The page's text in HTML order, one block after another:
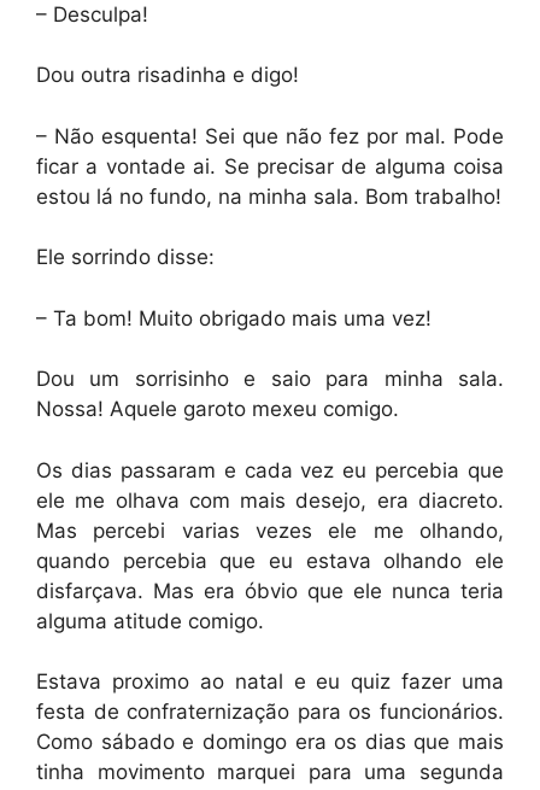
– Desculpa!
Dou outra risadinha e digo!
– Não esquenta! Sei que não fez por mal. Pode
ficar a vontade ai. Se precisar de alguma coisa
estou lá no fundo, na minha sala. Bom trabalho!
Ele sorrindo disse:
– Ta bom! Muito obrigado mais uma vez!
Dou um sorrisinho e saio para minha sala.
Nossa! Aquele garoto mexeu comigo.
Os dias passaram e cada vez eu percebia que
ele me olhava com mais desejo, era diacreto.
Mas percebi varias vezes ele me olhando,
quando percebia que eu estava olhando ele
disfarçava. Mas era óbvio que ele nunca teria
alguma atitude comigo.
Estava proximo ao natal e eu quiz fazer uma
festa de confraternização para os funcionários.
Como sábado e domingo era os dias que mais
tinha movimento marquei para uma segunda